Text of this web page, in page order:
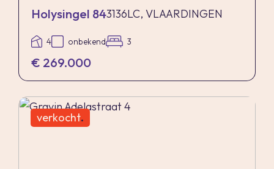
Holysingel 843136LC, VLAARDINGEN
4 onbekend 3
€ 269.000
verkocht.